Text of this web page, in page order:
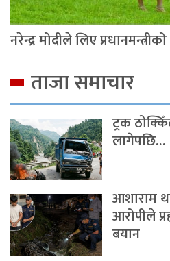
नरेन्द्र मोदीले लिए
ताजा समाचार
ट्रक
लागेपछि…
आशाराम
आरोपीले
बयान